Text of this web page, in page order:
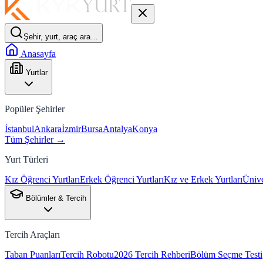
Şehir, yurt, araç ara…
Anasayfa
Yurtlar
Popüler Şehirler
İstanbulAnkaraİzmirBursaAntalyaKonya
Tüm Şehirler →
Yurt Türleri
Kız Öğrenci YurtlarıErkek Öğrenci YurtlarıKız ve Erkek Yurtları
Bölümler & Tercih
Tercih Araçları
Taban PuanlarıTercih Robotu2026 Tercih RehberiBölüm Seçme Testi